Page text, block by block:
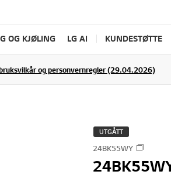
OG KJØLING LG AI KUNDESTØTTE
og personvernregler (29.04.2026)
UTGÅTT
24BK55WY